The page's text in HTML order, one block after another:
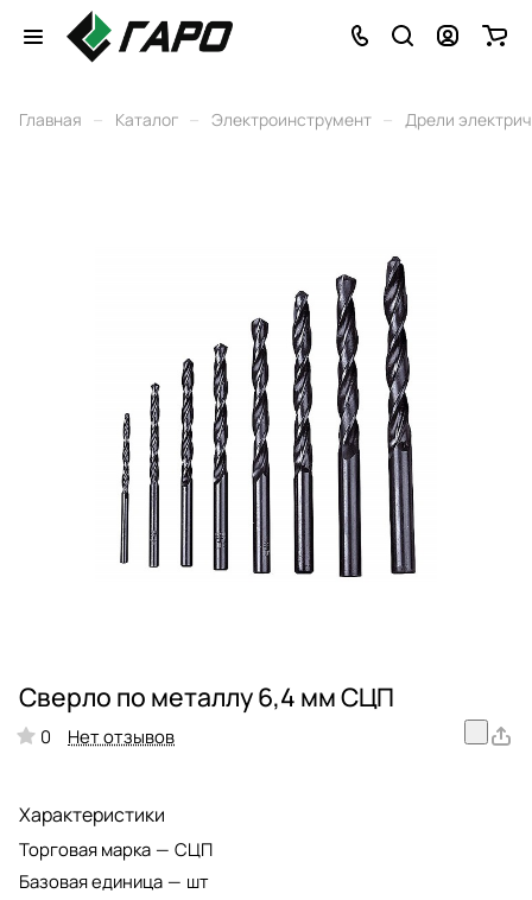
Главная – Каталог – Электроинструмент – Дрели
Сверло по металлу 6,4 мм СЦП
0 Нет отзывов
Характеристики
Торговая марка — СЦП
Базовая единица — шт